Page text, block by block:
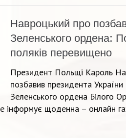
Навроцький про
Зеленського ордена:
поляків перевищено
Президент Польщі Кароль
позбавив президента
Зеленського ордена Білого
інформує щоденна – онлайн